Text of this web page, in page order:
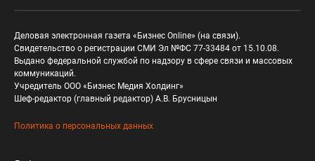
Деловая электронная газета «Бизнес Online» (на связи).
Свидетельство о регистрации СМИ Эл №ФС 77-33484 от 15.10.08.
Выдано федеральной службой по надзору в сфере связи и массовых
коммуникаций.
Учредитель ООО «Бизнес Медия Холдинг»
Шеф-редактор (главный редактор) А.В. Брусницын
Политика о персональных данных